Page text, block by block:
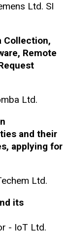
Ltd. SI
Collection,
Remote
Ltd.
and their
applying for
Ltd.
its
- IoT Ltd.